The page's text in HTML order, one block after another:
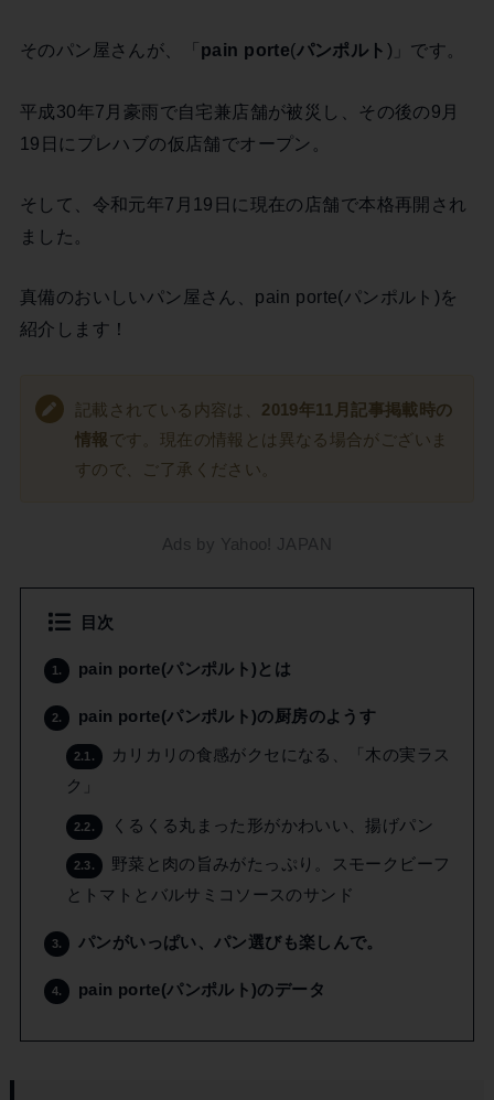
そのパン屋さんが、「pain porte(パンポルト )」です。
平成30年7月豪雨で自宅兼店舗が被災し、その後の9月
19日にプレハブの仮店舗でオープン。
そして、令和元年7月19日に現在の店舗で本格再開され
ました。
真備のおいしいパン屋さん、pain porte(パンポルト)を
紹介します！
記載されている内容は、 2019年11月記事掲載時の
情報です。現在の情報とは異なる場合がございま
すので、ご了承ください。
Ads by Yahoo! JAPAN
目次
1. pain porte(パンポルト)とは
2. pain porte(パンポルト)の厨房のようす
2.1.
カリカリの食感がクセになる、「木の実ラス
ク」
2.2. くるくる丸まった形がかわいい、揚げパン
2.3.
野菜と肉の旨みがたっぷり。スモークビーフ
とトマトとバルサミコソースのサンド
3. パンがいっぱい、パン選びも楽しんで。
4. pain porte(パンポルト)のデータ